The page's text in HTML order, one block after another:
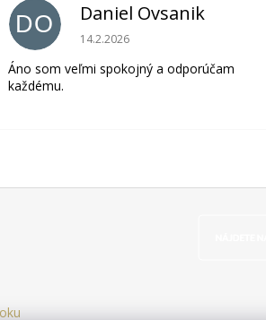
DO Daniel Ovsanik
Hodnotenie obchodu je 5 z 5
14.2.2026
Áno som veľmi spokojný a odporúčam
každému.